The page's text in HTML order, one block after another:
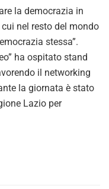
la democrazia in
nel resto del mondo
stessa”.
ha ospitato stand
il networking
la giornata è stato
Lazio per